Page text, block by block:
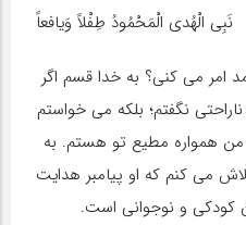
الْهُدی الْمَحْمُودُ طِفْلاً وَیافعاً
امر می کنی؟ به خدا قسم اگر
نگفتم؛ بلکه می خواستم
من همواره مطیع تو هستم. به
می کنم که او پیامبر هدایت
کودکی و نوجوانی است.